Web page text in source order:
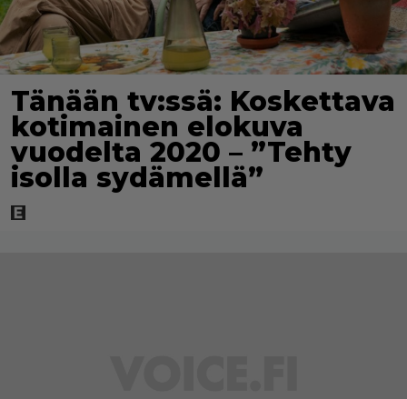
Tänään tv:ssä: Koskettava
kotimainen elokuva
vuodelta 2020 – ”Tehty
isolla sydämellä”